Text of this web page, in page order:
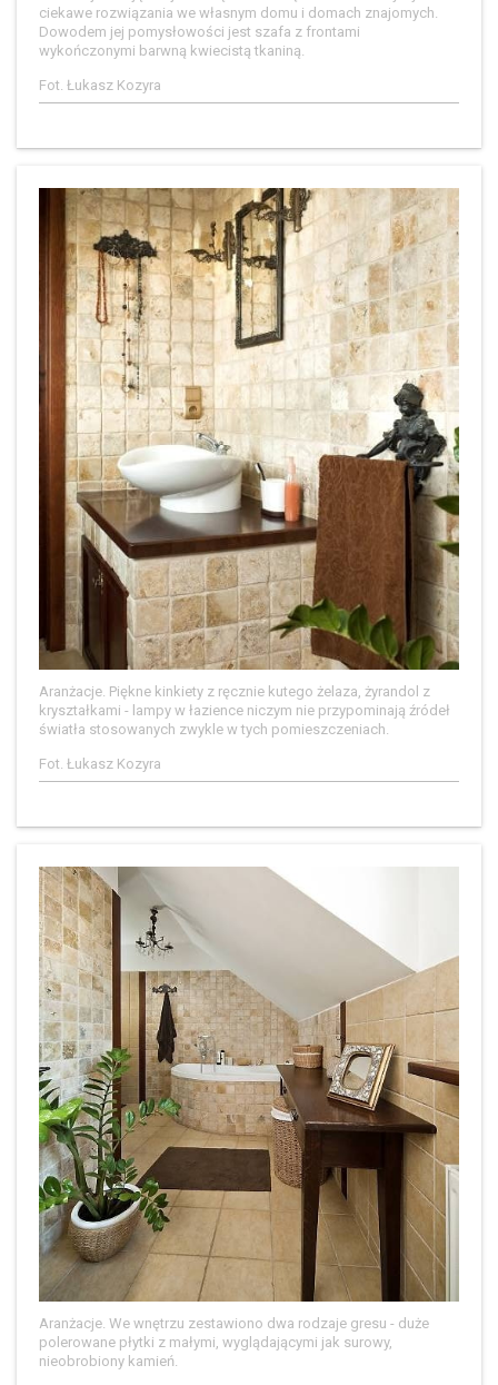
ciekawe rozwiązania we własnym domu i domach znajomych.
Dowodem jej pomysłowości jest szafa z frontami
wykończonymi barwną kwiecistą tkaniną.
Fot. Łukasz Kozyra
Aranżacje. Piękne kinkiety z ręcznie kutego żelaza, żyrandol z
kryształkami - lampy w łazience niczym nie przypominają źródeł
światła stosowanych zwykle w tych pomieszczeniach.
Fot. Łukasz Kozyra
Aranżacje. We wnętrzu zestawiono dwa rodzaje gresu - duże
polerowane płytki z małymi, wyglądającymi jak surowy,
nieobrobiony kamień.